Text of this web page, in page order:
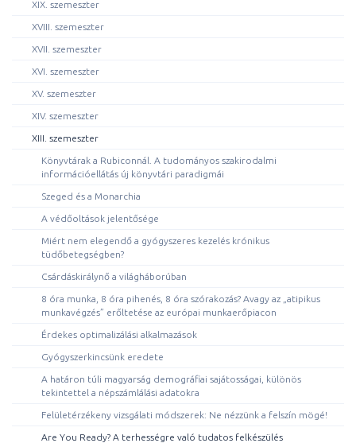
XIX. szemeszter
XVIII. szemeszter
XVII. szemeszter
XVI. szemeszter
XV. szemeszter
XIV. szemeszter
XIII. szemeszter
Könyvtárak a Rubiconnál. A tudományos szakirodalmi
információellátás új könyvtári paradigmái
Szeged és a Monarchia
A védőoltások jelentősége
Miért nem elegendő a gyógyszeres kezelés krónikus
tüdőbetegségben?
Csárdáskirálynő a világháborúban
8 óra munka, 8 óra pihenés, 8 óra szórakozás? Avagy az „atipikus
munkavégzés” erőltetése az európai munkaerőpiacon
Érdekes optimalizálási alkalmazások
Gyógyszerkincsünk eredete
A határon túli magyarság demográfiai sajátosságai, különös
tekintettel a népszámlálási adatokra
Felületérzékeny vizsgálati módszerek: Ne nézzünk a felszín mögé!
Are You Ready? A terhességre való tudatos felkészülés